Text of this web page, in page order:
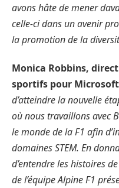
avons hâte de mener
celle-ci dans un avenir
la promotion de la
Monica Robbins,
sportifs pour
d’atteindre la nouvelle
où nous travaillons avec
le monde de la F1 afin
domaines STEM. En
d’entendre les histoires
de l’équipe Alpine F1